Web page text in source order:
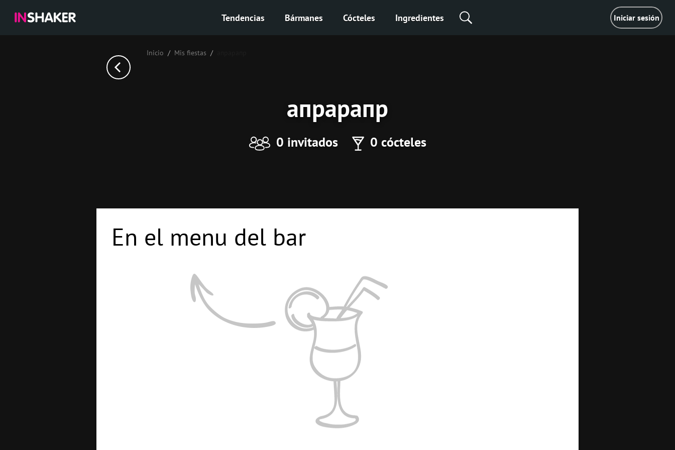
Tendencias Bármanes Cócteles Ingredientes Iniciar sesión
Inicio Mis fiestas
апрарапр
0 invitados 0 cócteles
En el menu del bar